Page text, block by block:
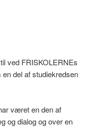
ved FRISKOLERNEs
en del af studiekredsen
været en den af
og dialog og over en